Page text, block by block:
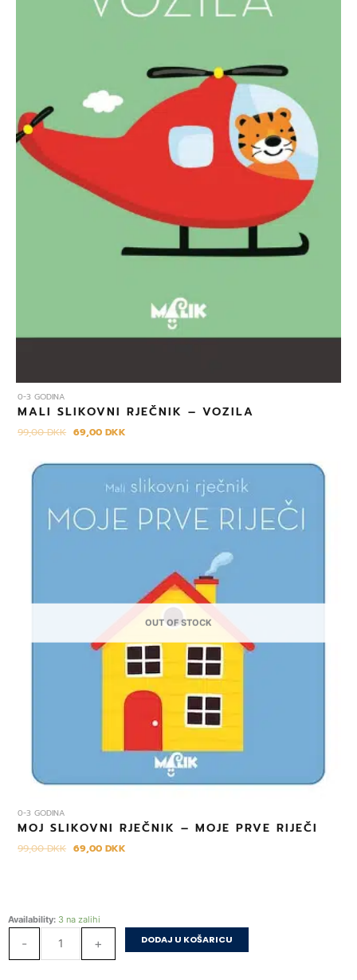
0-3 GODINA
MALI SLIKOVNI RJEČNIK – VOZILA
99,00DKK 69,00DKK
OUT OF STOCK
0-3 GODINA
MOJ SLIKOVNI RJEČNIK – MOJE PRVE RIJEČI
99,00DKK
cijena
69,00DKK
cijena
69,00 DKK.
Availability: 3 na zalihi
-
Kućicu
+ DODAJ U KOŠARICU